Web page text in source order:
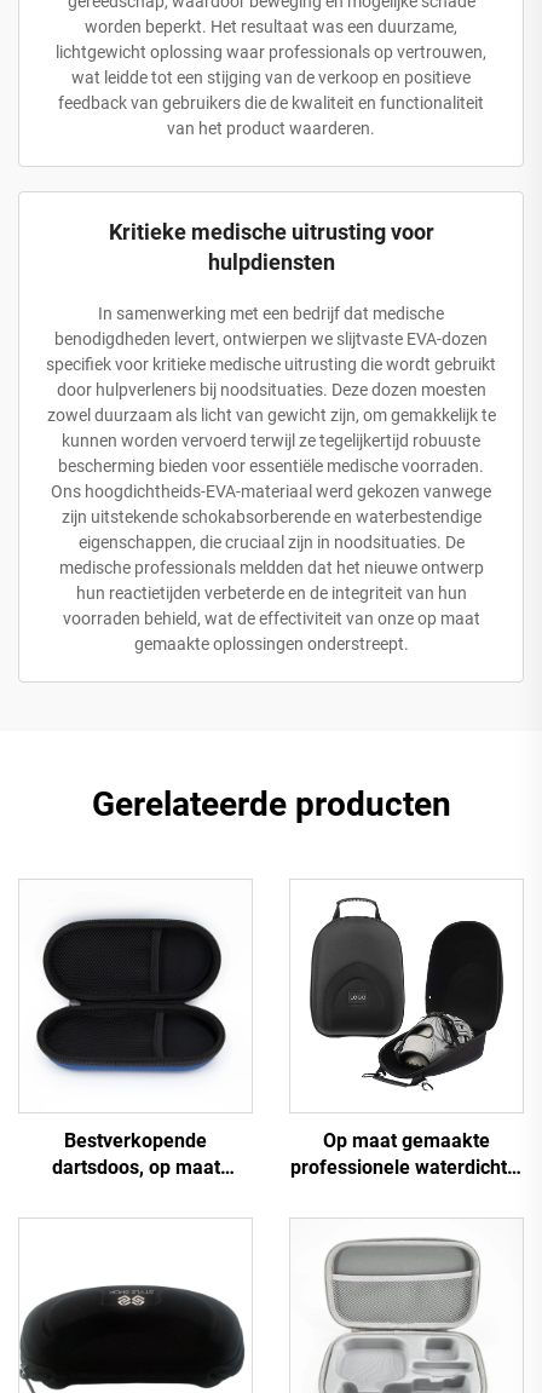
worden beperkt. Het resultaat was een duurzame,
lichtgewicht oplossing waar professionals op vertrouwen,
wat leidde tot een stijging van de verkoop en positieve
feedback van gebruikers die de kwaliteit en functionaliteit
van het product waarderen.
Kritieke medische uitrusting voor
hulpdiensten
In samenwerking met een bedrijf dat medische
benodigdheden levert, ontwierpen we slijtvaste EVA-dozen
specifiek voor kritieke medische uitrusting die wordt gebruikt
door hulpverleners bij noodsituaties. Deze dozen moesten
zowel duurzaam als licht van gewicht zijn, om gemakkelijk te
kunnen worden vervoerd terwijl ze tegelijkertijd robuuste
bescherming bieden voor essentiële medische voorraden.
Ons hoogdichtheids-EVA-materiaal werd gekozen vanwege
zijn uitstekende schokabsorberende en waterbestendige
eigenschappen, die cruciaal zijn in noodsituaties. De
medische professionals meldden dat het nieuwe ontwerp
hun reactietijden verbeterde en de integriteit van hun
voorraden behield, wat de effectiviteit van onze op maat
gemaakte oplossingen onderstreept.
Gerelateerde producten
Bestverkopende
dartsdoos, op maat
voor reizen, draagbare
Op maat gemaakte
professionele waterdichte,
harde koffer met
gevormde schuiminzet
voor
baseballhandschoenen,
beschermd opberg- en
draagzak voor onderweg
en in de auto